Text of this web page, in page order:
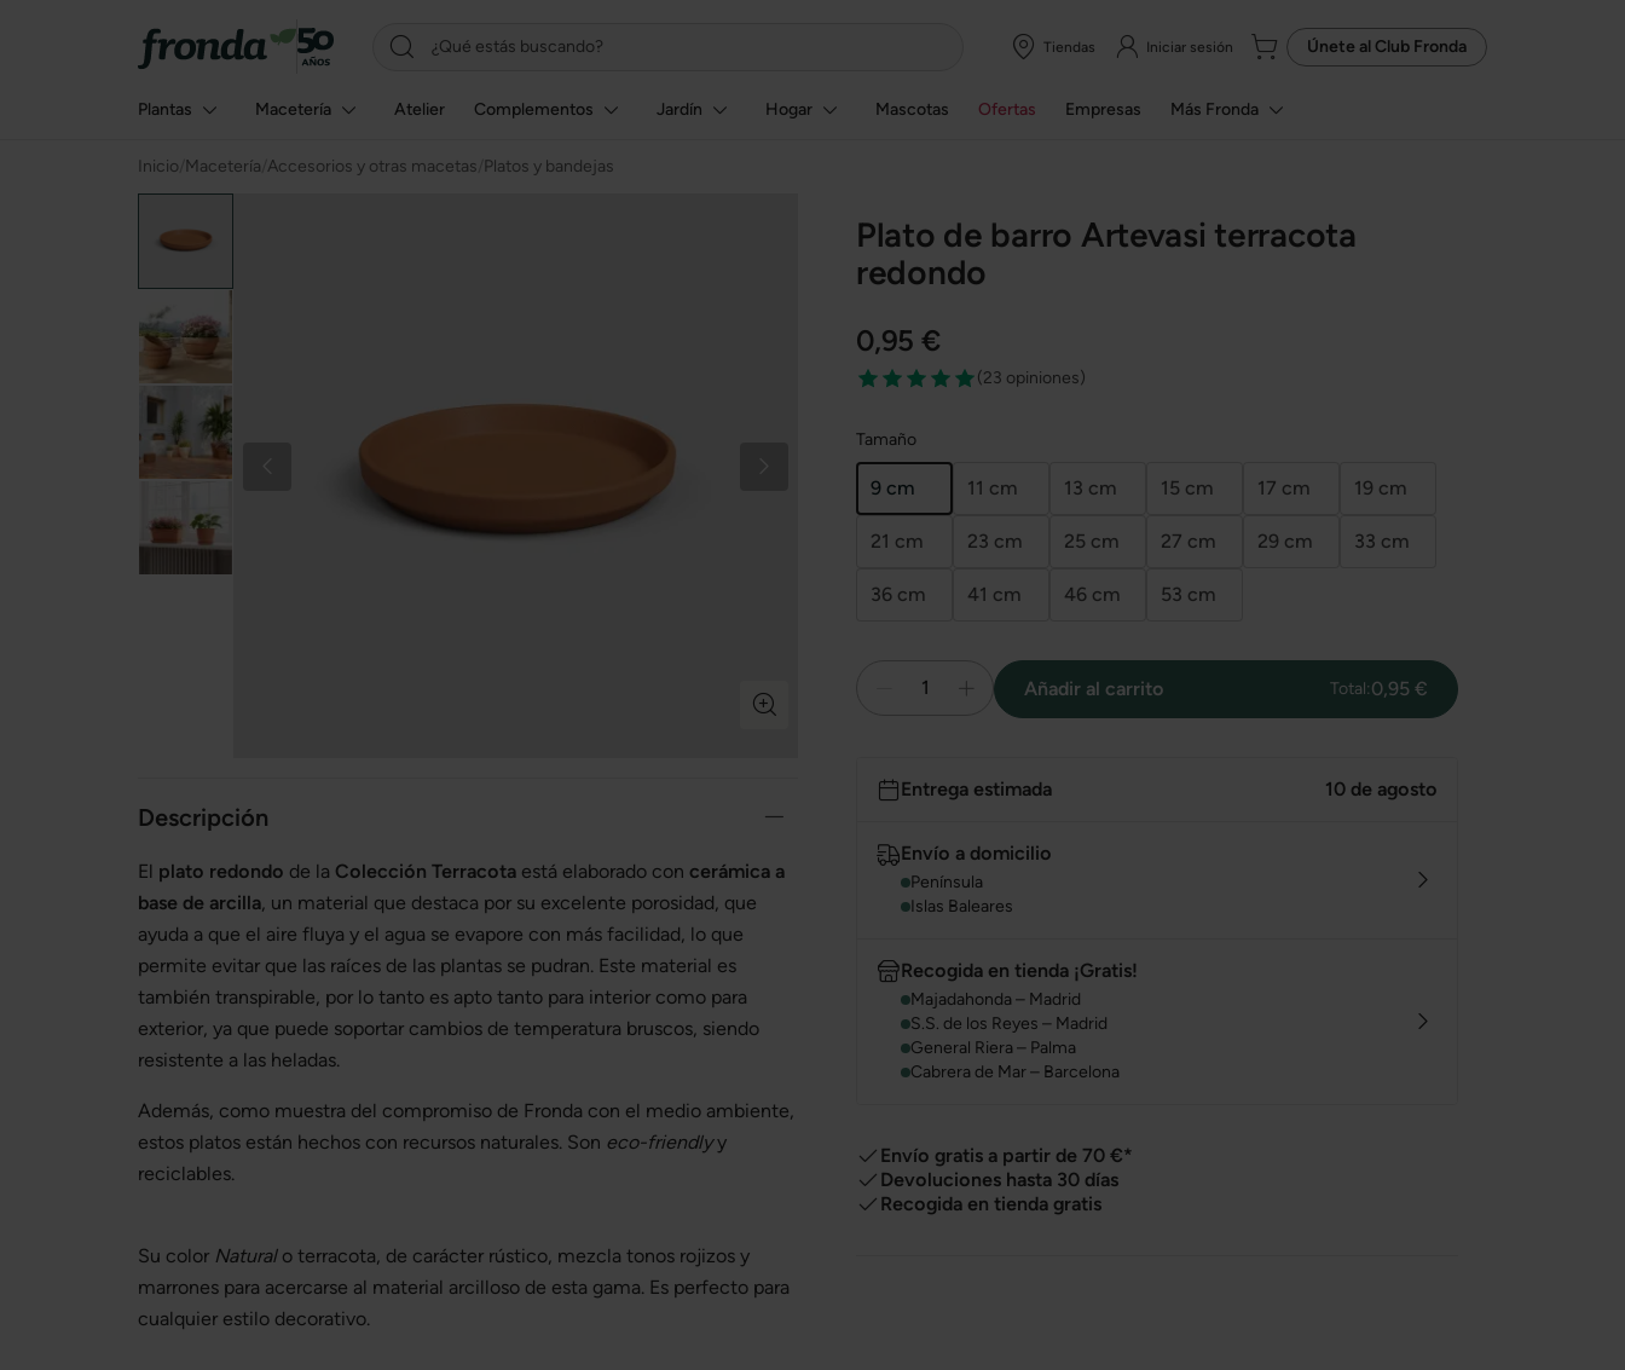
Tiendas Iniciar sesión Únete al Club Fronda
Plantas Macetería Atelier Complementos Jardín Hogar Mascotas Ofertas Empresas Más Fronda
Inicio Macetería Accesorios y otras macetas Platos y bandejas
Plato de barro Artevasi terracota
redondo
0,95 €
(23 opiniones)
Tamaño
9 cm 11 cm 13 cm 15 cm 17 cm 19 cm
21 cm 23 cm 25 cm 27 cm 29 cm 33 cm
36 cm 41 cm 46 cm 53 cm
1 Añadir al carrito Total:0,95 €
Entrega estimada 10 de agosto
Envío a domicilio
Península
Islas Baleares
Recogida en tienda ¡Gratis!
Majadahonda – Madrid
S.S. de los Reyes – Madrid
General Riera – Palma
Cabrera de Mar – Barcelona
Envío gratis a partir de 70 €*
Devoluciones hasta 30 días
Recogida en tienda gratis
Descripción
El plato redondo de la Colección Terracota está elaborado con cerámica a
base de arcilla, un material que destaca por su excelente porosidad, que
ayuda a que el aire fluya y el agua se evapore con más facilidad, lo que
permite evitar que las raíces de las plantas se pudran. Este material es
también transpirable, por lo tanto es apto tanto para interior como para
exterior, ya que puede soportar cambios de temperatura bruscos, siendo
resistente a las heladas.
Además, como muestra del compromiso de Fronda con el medio ambiente,
estos platos están hechos con recursos naturales. Son eco-friendlyy
reciclables.
Su color Naturalo terracota, de carácter rústico, mezcla tonos rojizos y
marrones para acercarse al material arcilloso de esta gama. Es perfecto para
cualquier estilo decorativo.